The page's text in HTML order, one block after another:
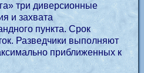
три диверсионные
и захвата
пункта. Срок
Разведчики выполняют
приближенных к